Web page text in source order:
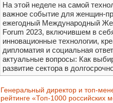
На этой неделе на самой
важное событие для женщин-
ежегодный Международный
Forum 2023, включившем в
инновационные технологии,
дипломатия и социальная
актуальные вопросы: Как
развитие сектора в
Генеральный директор и топ-
рейтинге «Топ-1000 российских